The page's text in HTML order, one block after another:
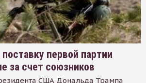
первой партии
за счет союзников
США Дональда Трампа